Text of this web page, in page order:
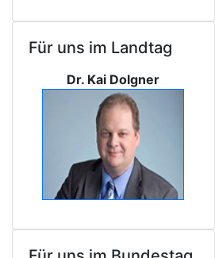
Für uns im Landtag
Dr. Kai Dolgner